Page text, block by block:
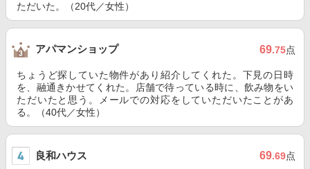
ただいた。（20代／女性）
アパマンショップ 69.75点
ちょうど探していた物件があり紹介してくれた。下見の日時
を、融通きかせてくれた。店舗で待っている時に、飲み物をい
ただいたと思う。メールでの対応をしていただいたことがあ
る。（40代／女性）
良和ハウス 69.69点